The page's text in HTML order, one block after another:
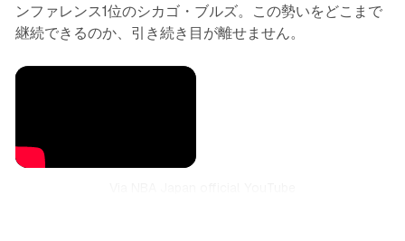
ンファレンス1位のシカゴ・ブルズ。この勢いをどこまで
継続できるのか、引き続き目が離せません。